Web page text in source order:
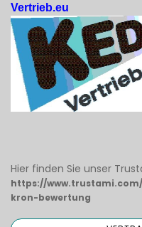
Vertrieb.eu
Hier finden Sie unser
https://
kron-bewertung